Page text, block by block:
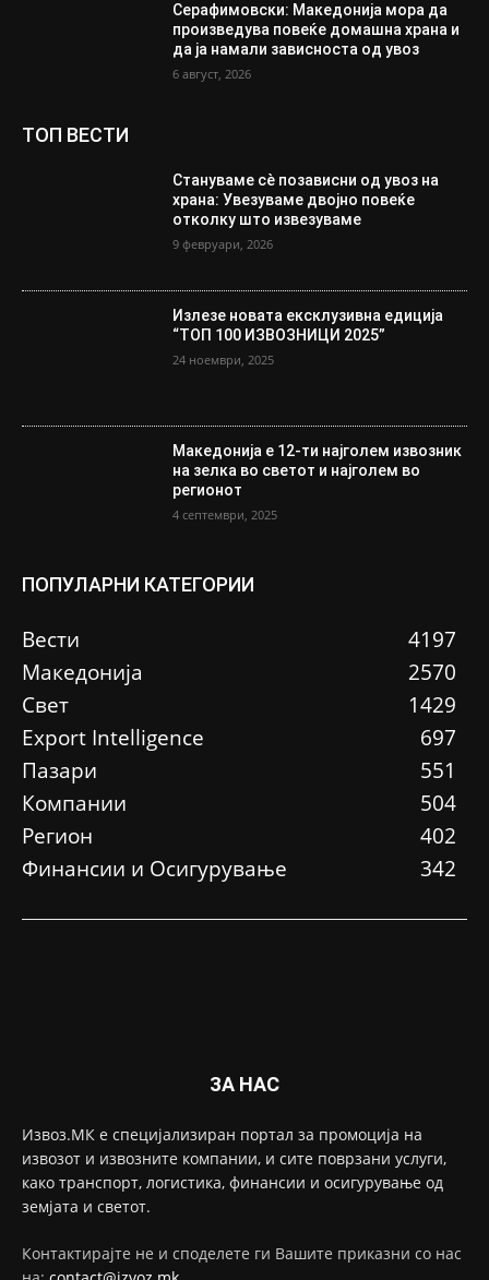
Серафимовски: Македонија мора да
произведува повеќе домашна храна и
да ја намали зависноста од увоз
6 август, 2026
ТОП ВЕСТИ
Стануваме сè позависни од увоз на
храна: Увезуваме двојно повеќе
отколку што извезуваме
9 февруари, 2026
Излезе новата ексклузивна едиција
“ТОП 100 ИЗВОЗНИЦИ 2025”
24 ноември, 2025
Македонија е 12-ти најголем извозник
на зелка во светот и најголем во
регионот
4 септември, 2025
ПОПУЛАРНИ КАТЕГОРИИ
Вести
4197
Македонија
2570
Свет
1429
Еxport Intelligence
697
Пазари
551
Компании
504
Регион
402
Финансии и Осигурување
342
ЗА НАС
Извоз.МК е специјализиран портал за промоција на
извозот и извозните компании, и сите поврзани услуги,
како транспорт, логистика, финансии и осигурување од
земјата и светот.
Контактирајте не и споделете ги Вашите приказни со нас